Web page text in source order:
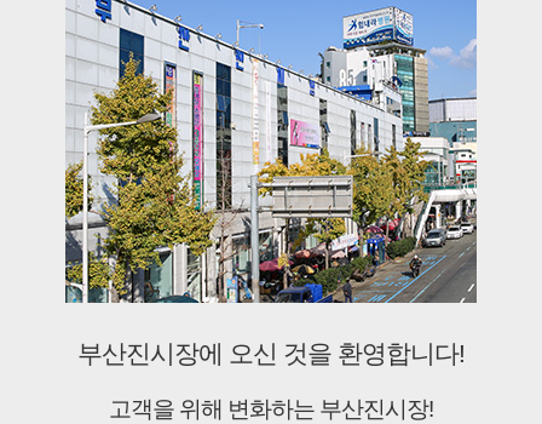
부산진시장에 오신 것을 환영합니다!
고객을 위해 변화하는 부산진시장!